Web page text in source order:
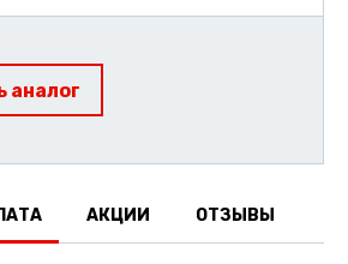
аналог
АКЦИИ ОТЗЫВЫ